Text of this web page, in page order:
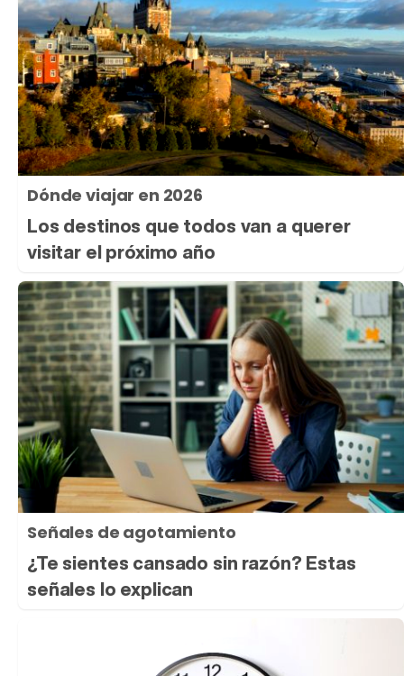
Dónde viajar en 2026
Los destinos que todos van a querer
visitar el próximo año
Señales de agotamiento
¿Te sientes cansado sin razón? Estas
señales lo explican